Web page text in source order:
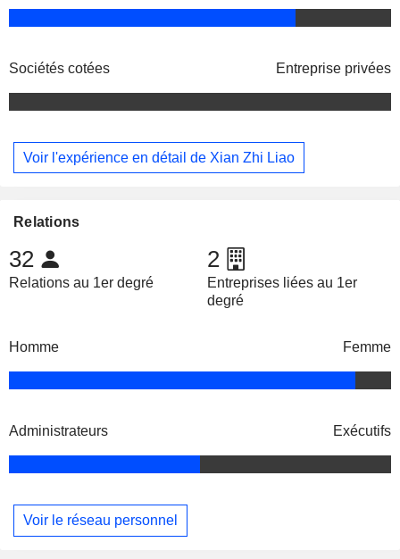
Sociétés cotées Entreprise privées
Voir l'expérience en détail de Xian Zhi Liao
Relations
32
Relations au 1er degré
2
Entreprises liées au 1er
degré
Homme Femme
Administrateurs Exécutifs
Voir le réseau personnel